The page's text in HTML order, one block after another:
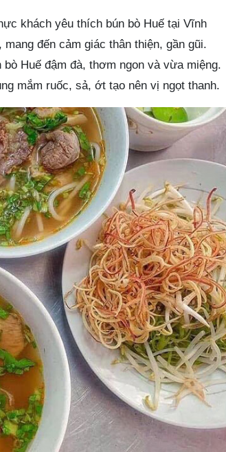
khách yêu thích bún bò Huế tại Vĩnh
đến cảm giác thân thiện, gần gũi.
Huế đậm đà, thơm ngon và vừa miệng.
mắm ruốc, sả, ớt tạo nên vị ngọt thanh.